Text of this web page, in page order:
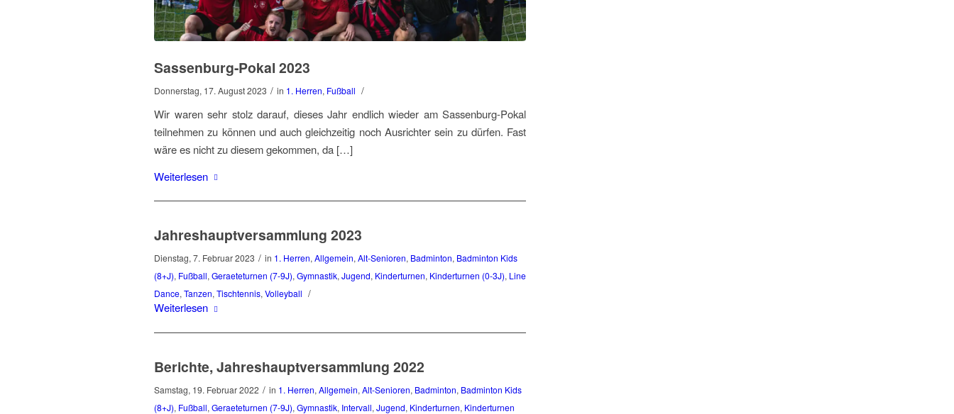
Sassenburg-Pokal 2023
Donnerstag, 17. August 2023 / in 1. Herren, Fußball /
Wir waren sehr stolz darauf, dieses Jahr endlich wieder am Sassenburg-Pokal
teilnehmen zu können und auch gleichzeitig noch Ausrichter sein zu dürfen. Fast
wäre es nicht zu diesem gekommen, da […]
Weiterlesen
Jahreshauptversammlung 2023
Dienstag, 7. Februar 2023 / in 1. Herren, Allgemein, Alt-Senioren, Badminton, Badminton Kids
(8+J), Fußball, Geraeteturnen (7-9J), Gymnastik, Jugend, Kinderturnen, Kinderturnen (0-3J), Line
Dance, Tanzen, Tischtennis, Volleyball /
Weiterlesen
Berichte, Jahreshauptversammlung 2022
Samstag, 19. Februar 2022 / in 1. Herren, Allgemein, Alt-Senioren, Badminton, Badminton Kids
(8+J), Fußball, Geraeteturnen (7-9J), Gymnastik, Intervall, Jugend, Kinderturnen, Kinderturnen